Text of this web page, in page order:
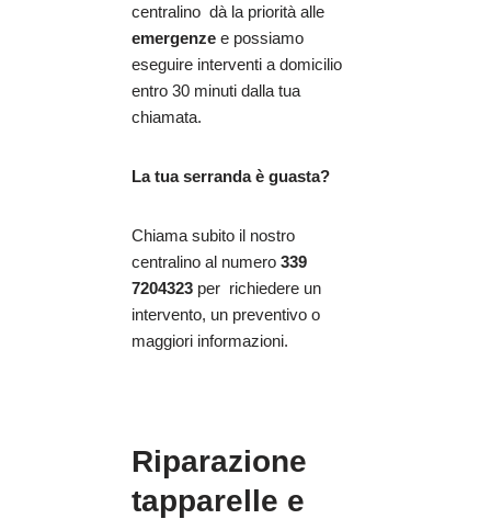
centralino dà la priorità alle
emergenze e possiamo
eseguire interventi a domicilio
entro 30 minuti dalla tua
chiamata.
La tua serranda è guasta?
Chiama subito il nostro
centralino al numero 339
7204323 per richiedere un
intervento, un preventivo o
maggiori informazioni.
Riparazione
tapparelle e